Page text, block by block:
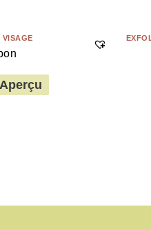
VISAGE
Aperçu